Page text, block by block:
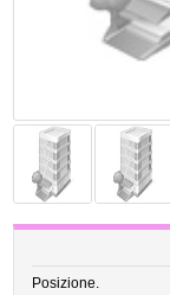
Posizione.